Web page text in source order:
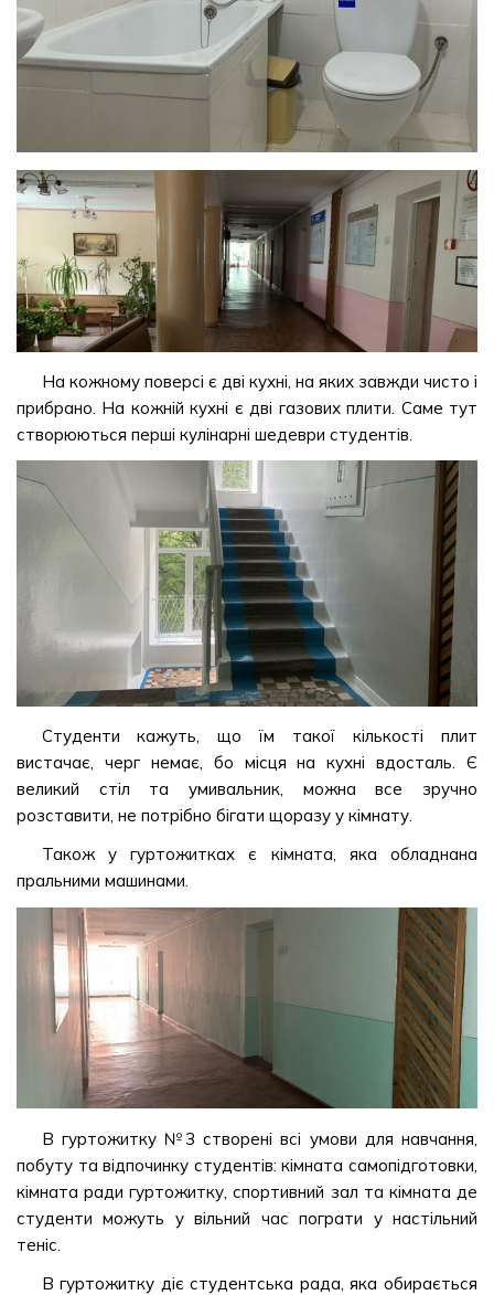
На кожному поверсі є дві кухні, на яких завжди чисто і
прибрано. На кожній кухні є дві газових плити. Саме тут
створюються перші кулінарні шедеври студентів.
Студенти кажуть, що їм такої кількості плит
вистачає, черг немає, бо місця на кухні вдосталь. Є
великий стіл та умивальник, можна все зручно
розставити, не потрібно бігати щоразу у кімнату.
Також у гуртожитках є кімната, яка обладнана
пральними машинами.
В гуртожитку №3 створені всі умови для навчання,
побуту та відпочинку студентів: кімната самопідготовки,
кімната ради гуртожитку, спортивний зал та кімната де
студенти можуть у вільний час пограти у настільний
теніс.
В гуртожитку діє студентська рада, яка обирається